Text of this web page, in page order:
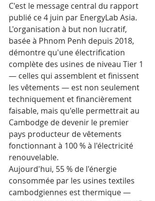
C'est le message central du rapport
publié ce 4 juin par EnergyLab Asia.
L'organisation à but non lucratif,
basée à Phnom Penh depuis 2018,
démontre qu'une électrification
complète des usines de niveau Tier 1
— celles qui assemblent et finissent
les vêtements — est non seulement
techniquement et financièrement
faisable, mais qu'elle permettrait au
Cambodge de devenir le premier
pays producteur de vêtements
fonctionnant à 100 % à l'électricité
renouvelable.
Aujourd'hui, 55 % de l'énergie
consommée par les usines textiles
cambodgiennes est thermique —